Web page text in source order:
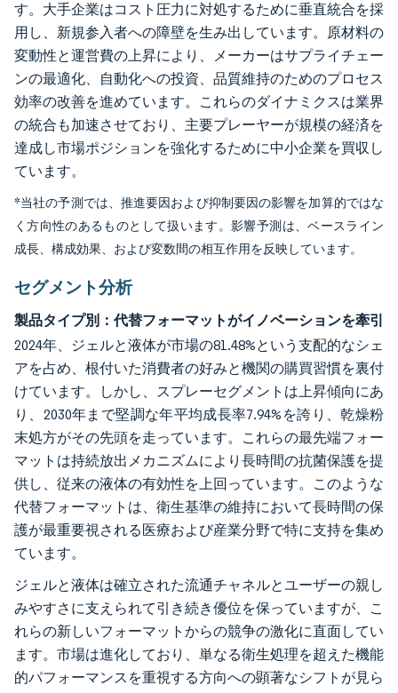
す。大手企業はコスト圧力に対処するために垂直統合を採
用し、新規参入者への障壁を生み出しています。原材料の
変動性と運営費の上昇により、メーカーはサプライチェー
ンの最適化、自動化への投資、品質維持のためのプロセス
効率の改善を進めています。これらのダイナミクスは業界
の統合も加速させており、主要プレーヤーが規模の経済を
達成し市場ポジションを強化するために中小企業を買収し
ています。
*当社の予測では、推進要因および抑制要因の影響を加算的ではな
く方向性のあるものとして扱います。影響予測は、ベースライン
成長、構成効果、および変数間の相互作用を反映しています。
セグメント分析
製品タイプ別：代替フォーマットがイノベーションを牽引
2024年、ジェルと液体が市場の81.48%という支配的なシェ
アを占め、根付いた消費者の好みと機関の購買習慣を裏付
けています。しかし、スプレーセグメントは上昇傾向にあ
り、2030年まで堅調な年平均成長率7.94%を誇り、乾燥粉
末処方がその先頭を走っています。これらの最先端フォー
マットは持続放出メカニズムにより長時間の抗菌保護を提
供し、従来の液体の有効性を上回っています。このような
代替フォーマットは、衛生基準の維持において長時間の保
護が最重要視される医療および産業分野で特に支持を集め
ています。
ジェルと液体は確立された流通チャネルとユーザーの親し
みやすさに支えられて引き続き優位を保っていますが、こ
れらの新しいフォーマットからの競争の激化に直面してい
ます。市場は進化しており、単なる衛生処理を超えた機能
的パフォーマンスを重視する方向への顕著なシフトが見ら